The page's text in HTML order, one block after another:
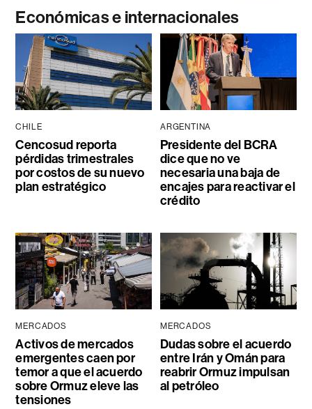
Económicas e internacionales
CHILE
Cencosud reporta
pérdidas trimestrales
por costos de su nuevo
plan estratégico
ARGENTINA
Presidente del BCRA
dice que no ve
necesaria una baja de
encajes para reactivar el
crédito
MERCADOS
Activos de mercados
emergentes caen por
temor a que el acuerdo
sobre Ormuz eleve las
tensiones
MERCADOS
Dudas sobre el acuerdo
entre Irán y Omán para
reabrir Ormuz impulsan
al petróleo